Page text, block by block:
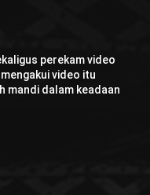
perekam video
video itu
mandi dalam keadaan